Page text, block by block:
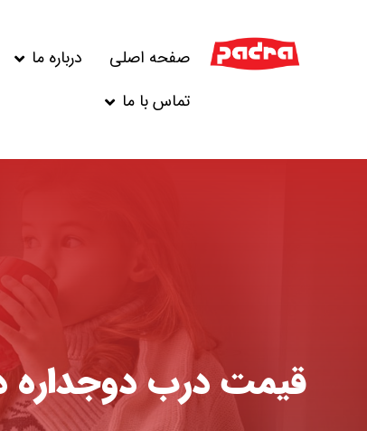
صفحه اصلی درباره ما
تماس با ما
قیمت درب دوجداره